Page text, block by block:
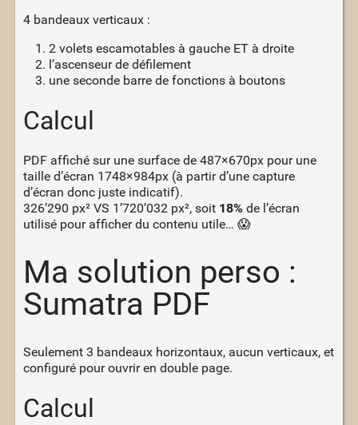
4 bandeaux verticaux :
2 volets escamotables à gauche ET à droite
l’ascenseur de défilement
une seconde barre de fonctions à boutons
Calcul
PDF affiché sur une surface de 487×670px pour une
taille d’écran 1748×984px (à partir d’une capture
d’écran donc juste indicatif).
326’290 px² VS 1’720’032 px², soit 18%de l’écran
utilisé pour afficher du contenu utile… 😱
Ma solution perso :
Sumatra PDF
Seulement 3 bandeaux horizontaux, aucun verticaux, et
configuré pour ouvrir en double page.
Calcul